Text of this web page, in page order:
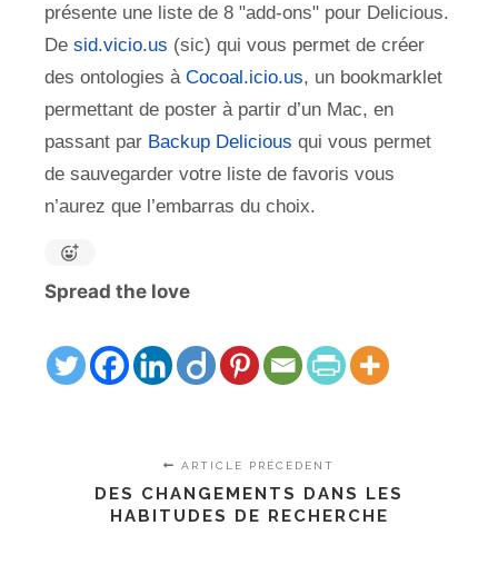
présente une liste de 8 "add-ons" pour Delicious.
De sid.vicio.us (sic) qui vous permet de créer
des ontologies à Cocoal.icio.us, un bookmarklet
permettant de poster à partir d’un Mac, en
passant par Backup Delicious qui vous permet
de sauvegarder votre liste de favoris vous
n’aurez que l’embarras du choix.
Spread the love
ARTICLE PRÉCÉDENT
DES CHANGEMENTS DANS LES
HABITUDES DE RECHERCHE